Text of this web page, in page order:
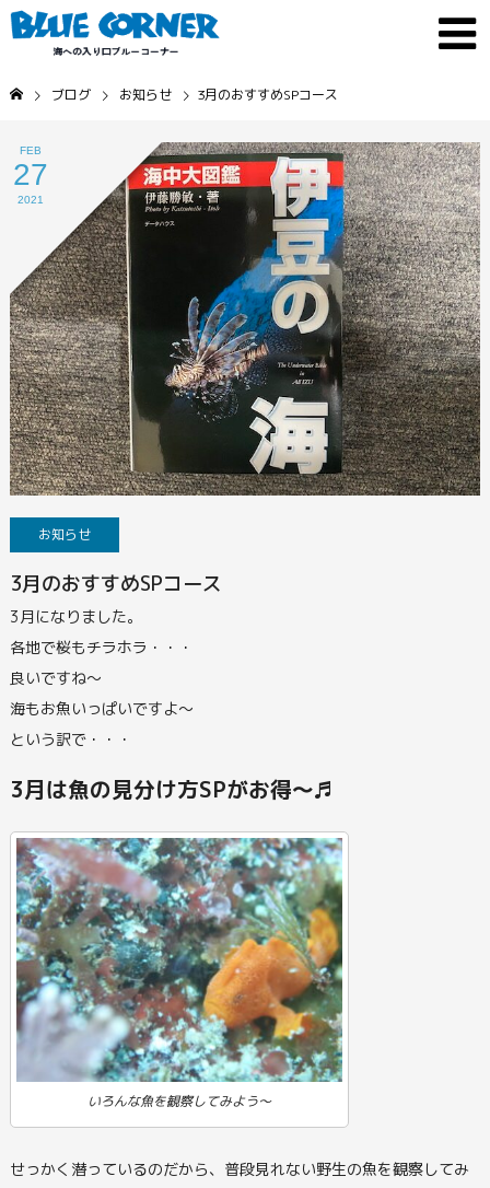
ブログ お知らせ 3月のおすすめSPコース
FEB
27
2021
お知らせ
3月のおすすめSPコース
3月になりました。
各地で桜もチラホラ・・・
良いですね～
海もお魚いっぱいですよ～
という訳で・・・
3月は魚の見分け方SPがお得～♬
いろんな魚を観察してみよう～
せっかく潜っているのだから、普段見れない野生の魚を観察してみ